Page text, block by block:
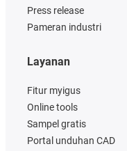
Press release
Pameran industri
Layanan
Fitur myigus
Online tools
Sampel gratis
Portal unduhan CAD